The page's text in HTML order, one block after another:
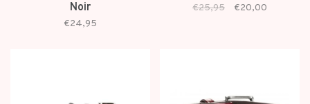
Noir
€24,95
€25,95 €20,00